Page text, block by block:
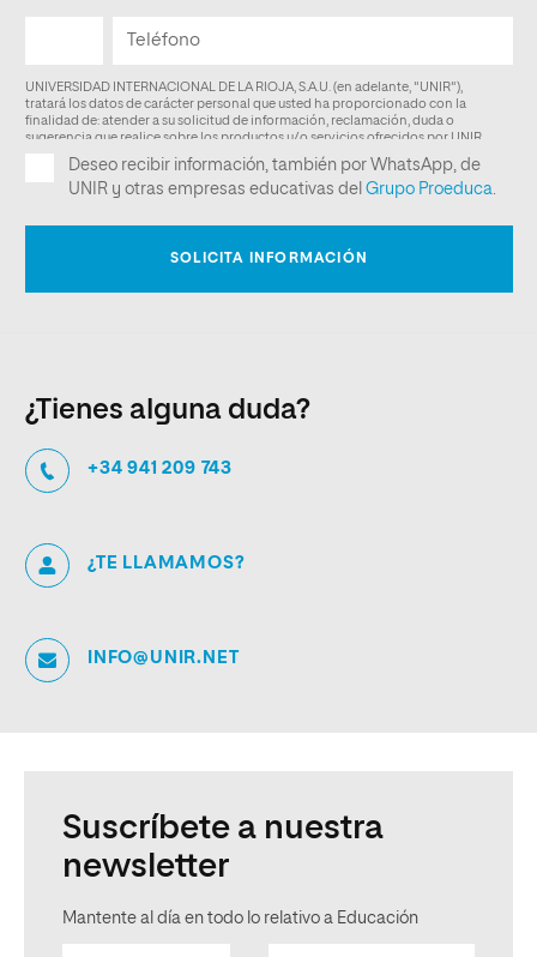
¿Tienes alguna duda?
+34 941 209 743
¿TE LLAMAMOS?
INFO@UNIR.NET
Suscríbete a nuestra
newsletter
Mantente al día en todo lo relativo a Educación